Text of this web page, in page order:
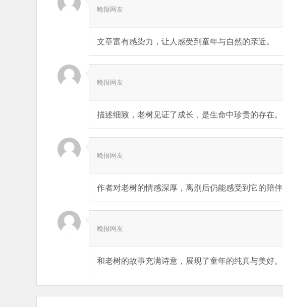
晚报网友
文章富有感染力，让人感受到童年与自然的亲近。
晚报网友
描述细致，老树见证了成长，是生命中珍贵的存在。
晚报网友
作者对老树的情感深厚，离别后仍能感受到它的陪伴
晚报网友
和老树的故事充满诗意，展现了童年的纯真与美好。